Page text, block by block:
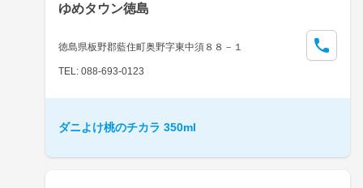
ゆめタウン徳島
徳島県板野郡藍住町奥野字東中須８８－１
TEL: 088-693-0123
ダニよけ桃のチカラ 350ml